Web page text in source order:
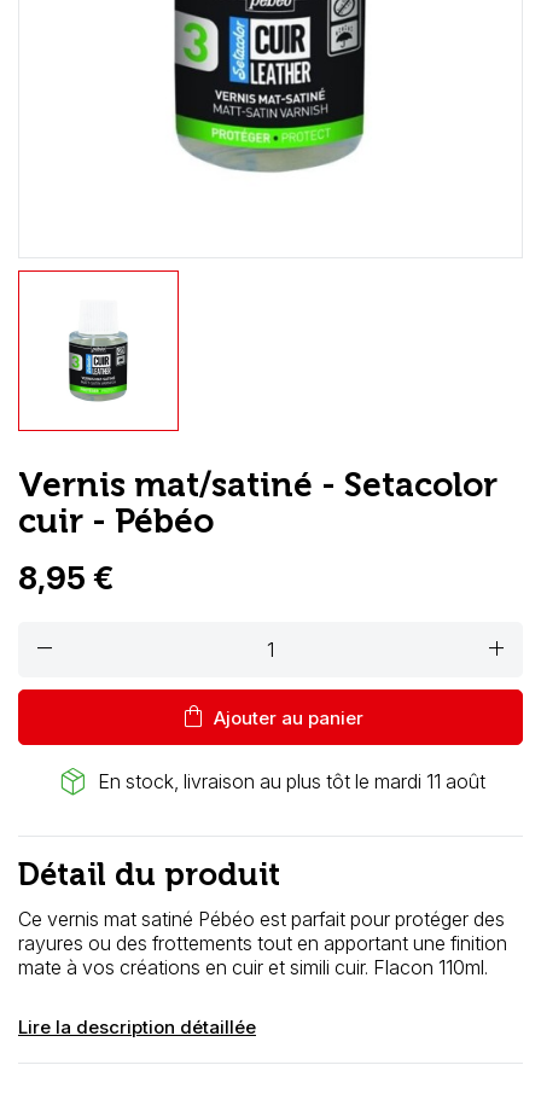
Coffrets & cadeaux
Vernis mat/satiné - Setacolor
cuir - Pébéo
8,95 €
remove add
shopping_bag Ajouter au panier
package_2 En stock, livraison au plus tôt le mardi 11 août
Détail du produit
Ce vernis mat satiné Pébéo est parfait pour protéger des
rayures ou des frottements tout en apportant une finition
mate à vos créations en cuir et simili cuir. Flacon 110ml.
Lire la description détaillée